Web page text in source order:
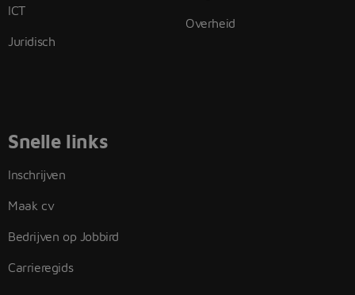
ICT
Juridisch
Overheid
Snelle links
Inschrijven
Maak cv
Bedrijven op Jobbird
Carrieregids